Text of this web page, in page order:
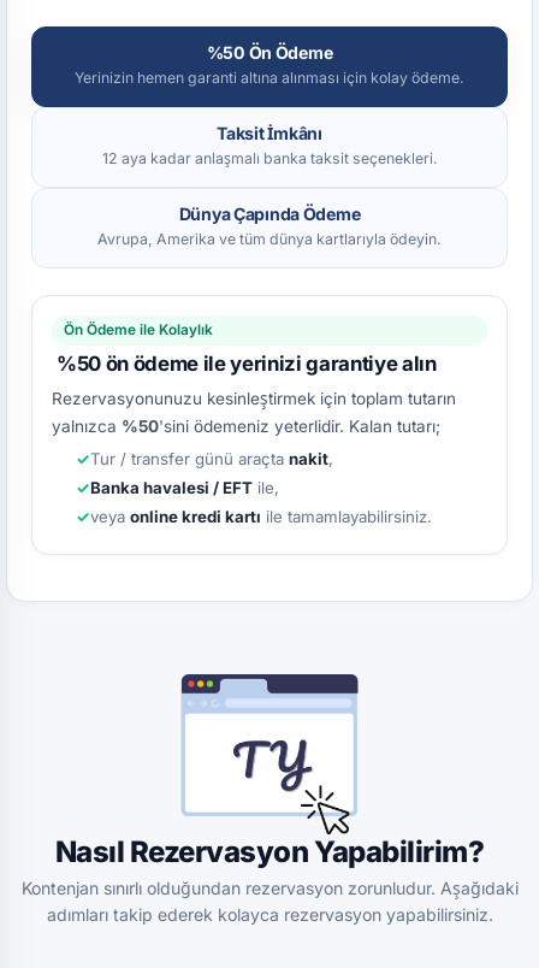
%50 Ön Ödeme
Yerinizin hemen garanti altına alınması için kolay ödeme.
Taksit İmkânı
12 aya kadar anlaşmalı banka taksit seçenekleri.
Dünya Çapında Ödeme
Avrupa, Amerika ve tüm dünya kartlarıyla ödeyin.
Ön Ödeme ile Kolaylık
%50 ön ödeme ile yerinizi garantiye alın
Rezervasyonunuzu kesinleştirmek için toplam tutarın
yalnızca %50'sini ödemeniz yeterlidir. Kalan tutarı;
Tur / transfer günü araçta nakit,
Banka havalesi / EFT ile,
veya online kredi kartı ile tamamlayabilirsiniz.
Nasıl Rezervasyon Yapabilirim?
Kontenjan sınırlı olduğundan rezervasyon zorunludur. Aşağıdaki
adımları takip ederek kolayca rezervasyon yapabilirsiniz.